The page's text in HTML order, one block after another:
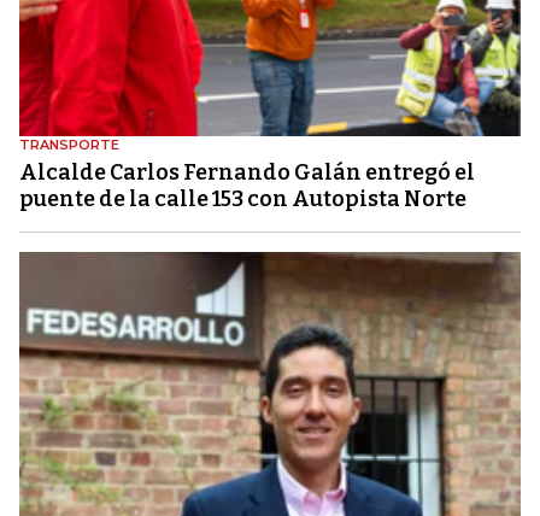
TRANSPORTE
Alcalde Carlos Fernando Galán entregó el
puente de la calle 153 con Autopista Norte